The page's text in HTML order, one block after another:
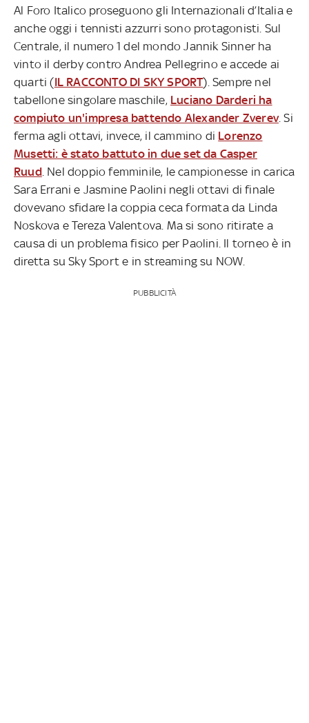
Al Foro Italico proseguono gli Internazionali d’Italia e
anche oggi i tennisti azzurri sono protagonisti. Sul
Centrale, il numero 1 del mondo Jannik Sinner ha
vinto il derby contro Andrea Pellegrino e accede ai
quarti (IL RACCONTO DI SKY SPORT). Sempre nel
tabellone singolare maschile, Luciano Darderi ha
compiuto un'impresa battendo Alexander Zverev. Si
ferma agli ottavi, invece, il cammino di Lorenzo
Musetti: è stato battuto in due set da Casper
Ruud. Nel doppio femminile, le campionesse in carica
Sara Errani e Jasmine Paolini negli ottavi di finale
dovevano sfidare la coppia ceca formata da Linda
Noskova e Tereza Valentova. Ma si sono ritirate a
causa di un problema fisico per Paolini. Il torneo è in
diretta su Sky Sport e in streaming su NOW.
PUBBLICITÀ